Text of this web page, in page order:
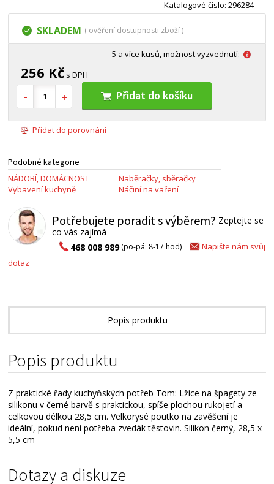
Katalogové číslo: 296284
SKLADEM ( ověření dostupnosti zboží )
5 a více kusů, možnost vyzvednutí:
256 Kč s DPH
Přidat do košíku
Přidat do porovnání
Podobné kategorie
NÁDOBÍ, DOMÁCNOST
Vybavení kuchyně
Naběračky, sběračky
Náčiní na vaření
Potřebujete poradit s výběrem? Zeptejte se
co vás zajímá
468 008 989(po-pá: 8-17 hod)
Napište nám svůj
dotaz
Popis produktu
Popis produktu
Z praktické řady kuchyňských potřeb Tom: Lžíce na špagety ze
silikonu v černé barvě s praktickou, spíše plochou rukojetí a
celkovou délkou 28,5 cm. Velkorysé poutko na zavěšení je
ideální, pokud není potřeba zvedák těstovin. Silikon černý, 28,5 x
5,5 cm
Dotazy a diskuze